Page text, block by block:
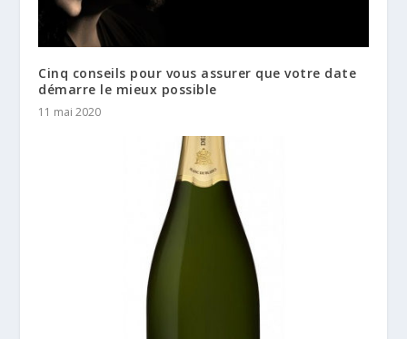
Cinq conseils pour vous assurer que votre date
démarre le mieux possible
11 mai 2020